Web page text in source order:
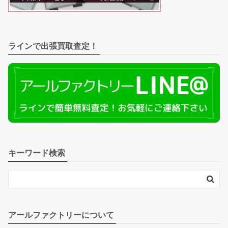
ラインで出張買取査定！
キーワード検索
アールファクトリーについて